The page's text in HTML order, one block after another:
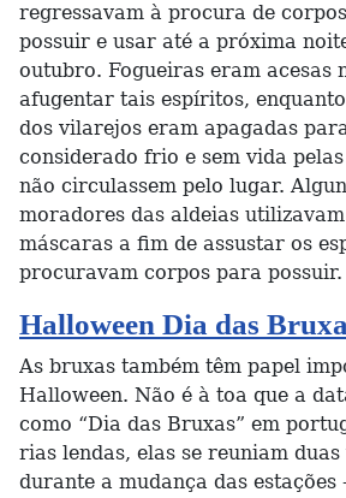
regressavam à procura de
possuir e usar até a próxima
outubro. Fogueiras eram acesas
afugentar tais espíritos,
dos vilarejos eram apagadas
considerado frio e sem vida
não circulassem pelo lugar.
moradores das aldeias
máscaras a fim de assustar os
procuravam corpos para possuir.
Halloween Dia das
As bruxas também têm papel
Halloween. Não é à toa que a
como “Dia das Bruxas” em
rias lendas, elas se reuniam duas
durante a mudança das estações